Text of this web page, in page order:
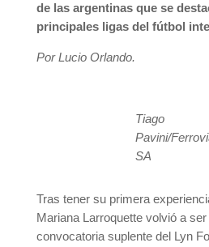
de las argentinas que se
principales ligas del fútbol
Por Lucio Orlando.
Tiago
Pavini/
SA
Tras tener su primera
Mariana Larroquette volvió a
convocatoria suplente del Lyn